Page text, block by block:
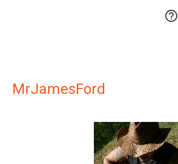

MrJamesFord